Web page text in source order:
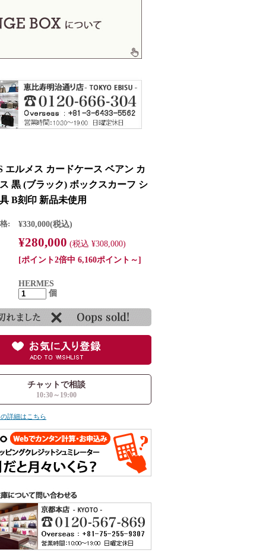
エルメス カードケース ベアン カ
黒 (ブラック) ボックスカーフ シ
B刻印 新品未使用
: ¥330,000(税込)
¥280,000 (税込 ¥308,000)
[ポイント2倍中 6,160ポイント～]
HERMES
個
チャットで相談
10:30～19:00
詳細はこちら